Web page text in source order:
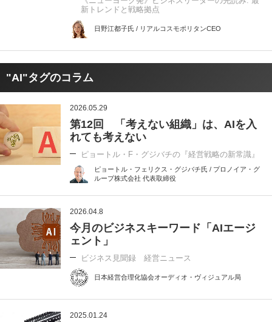
新トレンドと戦略拠点
日野江都子氏 / リアルコスモポリタンCEO
"AI"タグのコラム
2026.05.29
第12回 「考えない組織」は、AIを入
れても考えない
ピョートル・F・グジバチの『経営戦略の新常識』
ピョートル・フェリクス・グジバチ氏 / プロノイア・グ
ループ株式会社 代表取締役
2026.04.8
今月のビジネスキーワード「AIエージ
ェント」
ビジネス見聞録 経営ニュース
日本経営合理化協会オーディオ・ヴィジュアル局
2025.01.24